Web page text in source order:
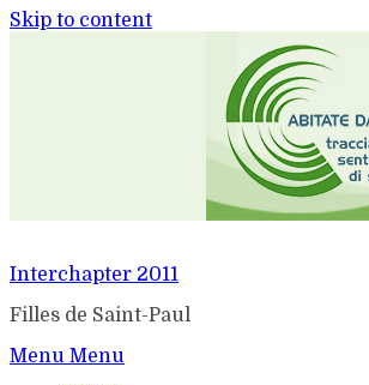
Skip to content
Interchapter 2011
Filles de Saint-Paul
Menu Menu